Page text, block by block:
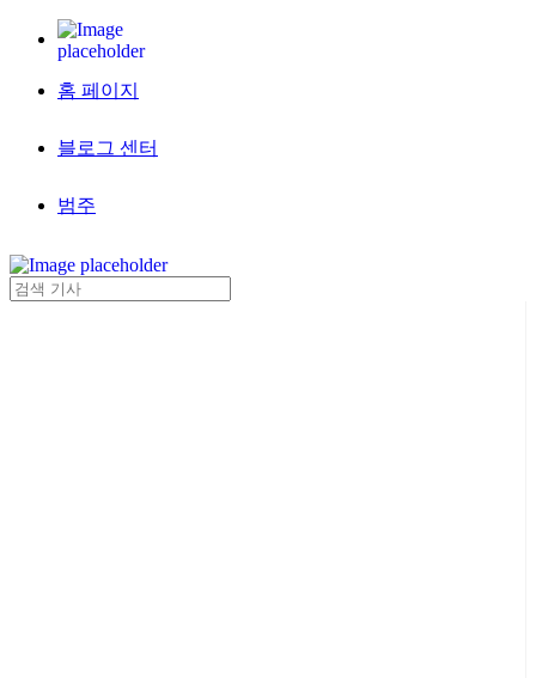
홈 페이지
블로그 센터
범주